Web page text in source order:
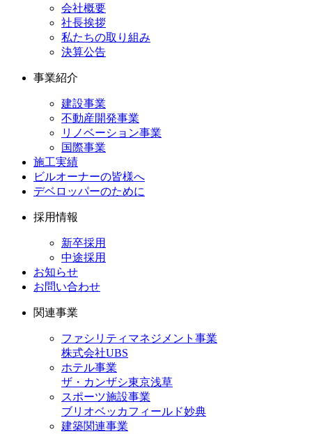
会社概要
社長挨拶
私たちの取り組み
決算公告
事業紹介
建設事業
不動産開発事業
リノベーション事業
国際事業
施工実績
ビルオーナーの皆様へ
デベロッパーのために
採用情報
新卒採用
中途採用
お知らせ
お問い合わせ
関連事業
ファシリティマネジメント事業
株式会社UBS
ホテル事業
ザ・カンザシ東京浅草
スポーツ施設事業
ブリオベッカフィールド妙典
建築関連事業